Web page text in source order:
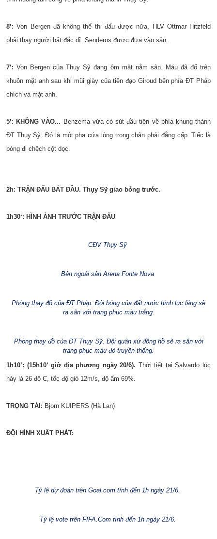
8’:Von Bergenđã không thể thi đấu được nữa, HLV Ottmar Hitzfeld
phải thay người bất đắc dĩ. Senderos được đưa vào sân.
7‘:Von Bergen của Thụy Sỹ đang ôm mặt nằm sân. Máu đã đổ trên
khuôn mặt anh sau khi mũi giày của tiền đạo Giroud bên phía ĐT Pháp
chích và mặt anh.
5’: KHÔNG VÀO... Benzema vừa có sút đầu tiên về phía khung thành
ĐT Thụy Sỹ. Đó là một pha cứa lòng trong chân phải đẳng cấp. Tiếc là
bóng đi chệch cột dọc.
2h: TRẬN ĐẤU BẮT ĐẦU. Thụy Sỹ giao bóng trước.
1h30‘: HÌNH ẢNH TRƯỚC TRẬN ĐẤU
CĐV Thụy Sỹ
Bên ngoài sân Arena Fonte Nova
Phòng thay đồ của ĐT Pháp. Đội bóng của đất nước hình lục lăng sẽ
ra sân với trang phục màu trắng.
Phòng thay đồ của ĐT Thụy Sỹ. Đội quân xứ đồng hồ sẽ ra sân với
trang phục màu đỏ truyền thống.
1h10’: (15h10‘ giờ địa phương ngày 20/6). Thời tiết tại Salvardo lúc
này là 26 độ C, tốc độ gió 12m/s, độ ẩm 69%.
TRỌNG TÀI: Bjorn KUIPERS (Hà Lan)
ĐỘI HÌNH XUẤT PHÁT:
Tỷ lệ dự đoán trên Goal.com tính đến 1h ngày 21/6.
Tỷ lệ vote trên FIFA.Com tính đến 1h ngày 21/6.